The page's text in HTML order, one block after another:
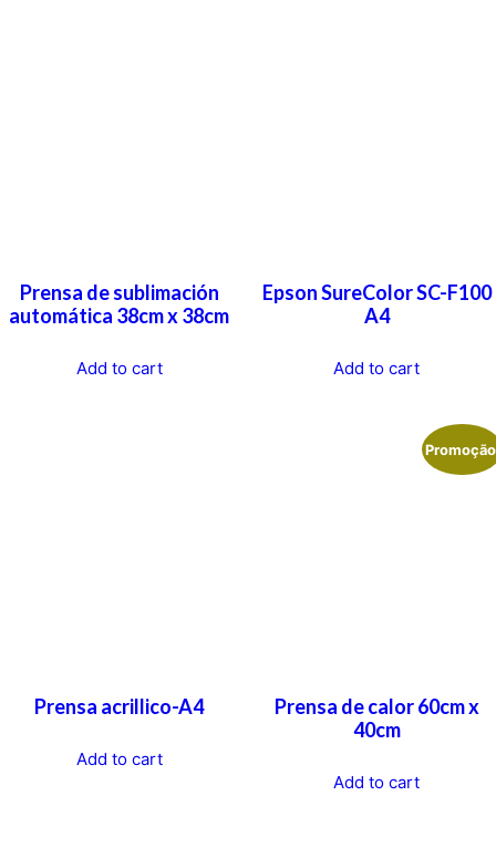
Prensa de sublimación
automática 38cm x 38cm
Add to cart
Epson SureColor SC-F100
A4
Add to cart
Prensa acrillico-A4
Add to cart
Prensa de calor 60cm x
40cm
Add to cart